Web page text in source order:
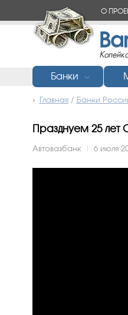
О
Банки ﹀
Главная/ Банки
Празднуем 25 лет
Автовазбанк | 6 июля